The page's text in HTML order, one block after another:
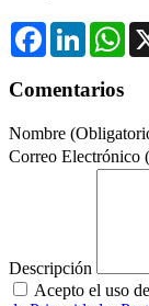
FacebookLinkedIn
Comentarios
Nombre
Correo Electrónico
Descripción
Acepto el uso